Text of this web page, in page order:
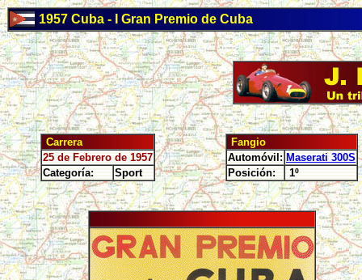
1957 Cuba - I Gran Premio de Cuba
Carrera
25 de Febrero de 1957
Categoría:
Sport
Fangio
Automóvil: Maserati 300S
Posición:
1º